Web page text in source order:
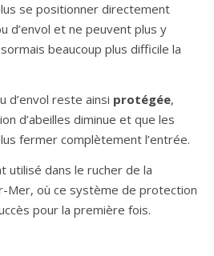
se positionner directement
d’envol et ne peuvent plus y
beaucoup plus difficile la
d’envol reste ainsi protégée,
d’abeilles diminue et que les
fermer complètement l’entrée.
utilisé dans le rucher de la
Mer, où ce système de protection
pour la première fois.